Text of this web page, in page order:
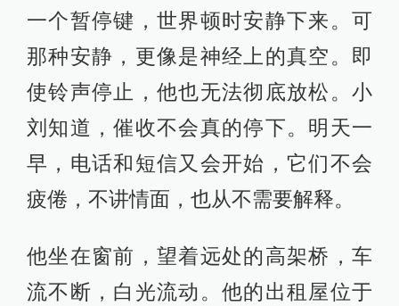
一个暂停键，世界顿时安静下来。可
那种安静，更像是神经上的真空。即
使铃声停止，他也无法彻底放松。小
刘知道，催收不会真的停下。明天一
早，电话和短信又会开始，它们不会
疲倦，不讲情面，也从不需要解释。
他坐在窗前，望着远处的高架桥，车
流不断，白光流动。他的出租屋位于